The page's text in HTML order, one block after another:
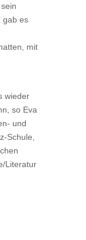
gab es
mit
wieder
so Eva
und
Schule,
Literatur